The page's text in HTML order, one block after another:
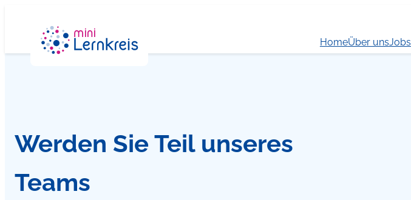
springen
HomeÜber unsJobs
Werden Sie Teil unseres
Teams